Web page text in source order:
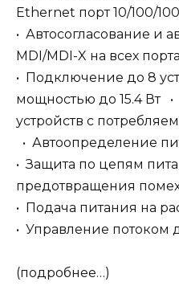
Ethernet порт 10/100/
• Автосогласование и
MDI/MDI-X на всех
• Подключение до 8
мощностью до 15.4 Вт
устройств с
• Автоопределение
• Защита по цепям
предотвращения
• Подача питания на
• Управление потоком
(подробнее…)